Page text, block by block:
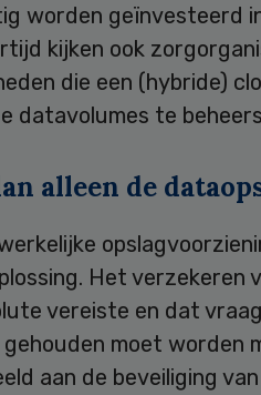
worden geïnvesteerd
kijken ook
die een (hybride)
datavolumes te
alleen de
Het
vereiste en dat
gehouden moet worden
aan de beveiliging